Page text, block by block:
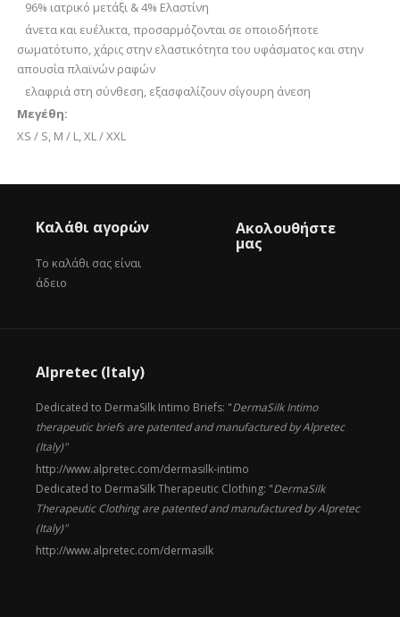
96% ιατρικό μετάξι & 4% Ελαστίνη
άνετα και ευέλικτα, προσαρμόζονται σε οποιοδήποτε
σωματότυπο, χάρις στην ελαστικότητα του υφάσματος και στην
απουσία πλαϊνών ραφών
ελαφριά στη σύνθεση, εξασφαλίζουν σίγουρη άνεση
Μεγέθη:
XS / S, M / L, XL / XXL
Καλάθι αγορών
Το καλάθι σας είναι
άδειο
Ακολουθήστε
μας
Alpretec (Italy)
Dedicated to DermaSilk Intimo Briefs: "DermaSilk Intimo
therapeutic briefs are patented and manufactured by Alpretec
(Italy)"
http://www.alpretec.com/dermasilk-intimo
Dedicated to DermaSilk Therapeutic Clothing: "DermaSilk
Therapeutic Clothing are patented and manufactured by Alpretec
(Italy)"
http://www.alpretec.com/dermasilk